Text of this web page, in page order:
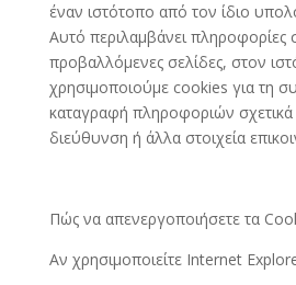
έναν ιστότοπο από τον ίδιο
Αυτό περιλαμβάνει πληροφορίες
προβαλλόμενες σελίδες, στον
χρησιμοποιούμε cookies για τη
καταγραφή πληροφοριών
διεύθυνση ή άλλα στοιχεία
Πώς να απενεργοποιήσετε τα
Αν χρησιμοποιείτε Internet